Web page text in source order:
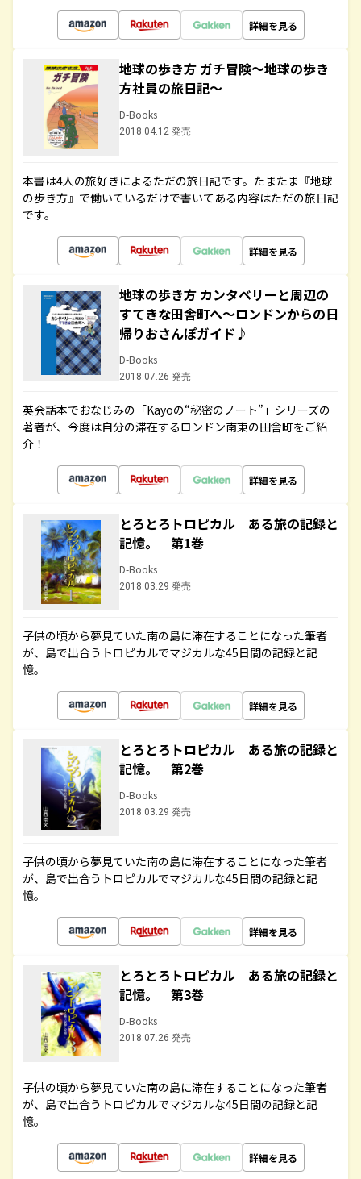
詳細を見る
地球の歩き方 ガチ冒険～地球の歩き
方社員の旅日記～
D-Books
2018.04.12 発売
本書は4人の旅好きによるただの旅日記です。たまたま『地球
の歩き方』で働いているだけで書いてある内容はただの旅日記
です。
詳細を見る
地球の歩き方 カンタベリーと周辺の
すてきな田舎町へ～ロンドンからの日
帰りおさんぽガイド♪
D-Books
2018.07.26 発売
英会話本でおなじみの「Kayoの“秘密のノート”」シリーズの
著者が、今度は自分の滞在するロンドン南東の田舎町をご紹
介！
詳細を見る
とろとろトロピカル ある旅の記録と
記憶。 第1巻
D-Books
2018.03.29 発売
子供の頃から夢見ていた南の島に滞在することになった筆者
が、島で出合うトロピカルでマジカルな45日間の記録と記
憶。
詳細を見る
とろとろトロピカル ある旅の記録と
記憶。 第2巻
D-Books
2018.03.29 発売
子供の頃から夢見ていた南の島に滞在することになった筆者
が、島で出合うトロピカルでマジカルな45日間の記録と記
憶。
詳細を見る
とろとろトロピカル ある旅の記録と
記憶。 第3巻
D-Books
2018.07.26 発売
子供の頃から夢見ていた南の島に滞在することになった筆者
が、島で出合うトロピカルでマジカルな45日間の記録と記
憶。
詳細を見る